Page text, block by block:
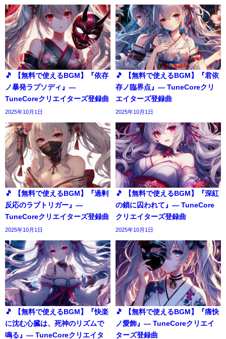
🎵 【無料で使えるBGM】『依存
ノ暴発ラプソディ』―
TuneCoreクリエイターズ登録曲
2025年10月1日
🎵 【無料で使えるBGM】『君依
存ノ臨界点』― TuneCoreクリ
エイターズ登録曲
2025年10月1日
🎵 【無料で使えるBGM】『過剰
反応のラブトリガー』―
TuneCoreクリエイターズ登録曲
2025年10月1日
🎵 【無料で使えるBGM】『深紅
の鎖に囚われて』― TuneCore
クリエイターズ登録曲
2025年10月1日
🎵 【無料で使えるBGM】『快楽
に沈む心臓は、死神のリズムで
鳴る』― TuneCoreクリエイタ
🎵 【無料で使えるBGM】『痛快
ノ愛飾』― TuneCoreクリエイ
ターズ登録曲